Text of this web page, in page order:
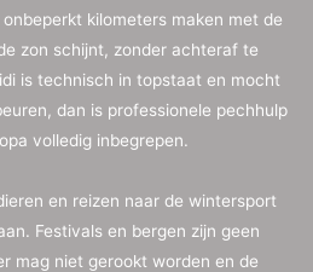
kilometers maken met de
zon schijnt, zonder achteraf te
is technisch in topstaat en mocht
dan is professionele pechhulp
volledig inbegrepen.
en reizen naar de wintersport
Festivals en bergen zijn geen
mag niet gerookt worden en de